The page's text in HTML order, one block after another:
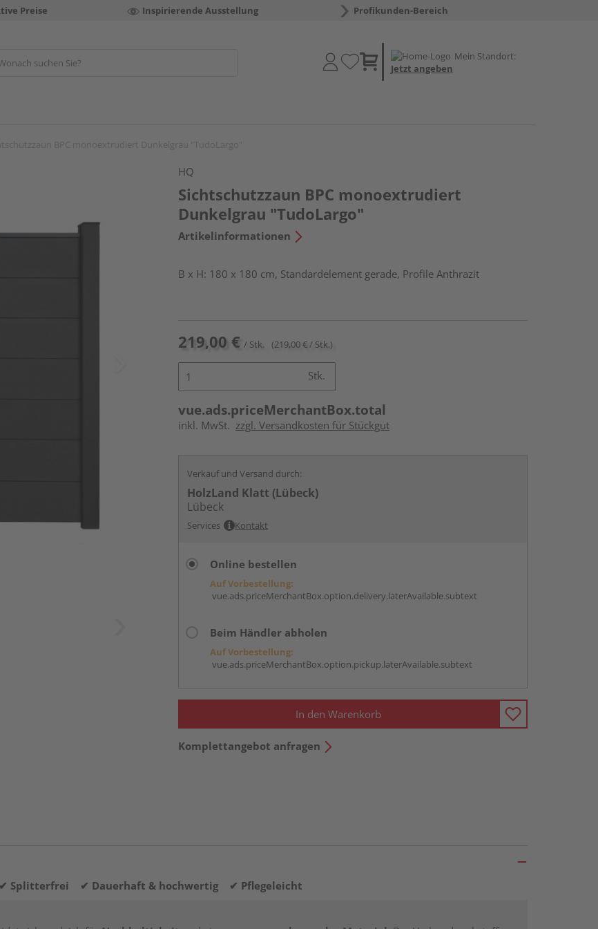
Preise Inspirierende Ausstellung Profikunden-Bereich
Mein Standort:
Jetzt angeben
HQ
Sichtschutzzaun BPC monoextrudiert
Dunkelgrau "TudoLargo"
Artikelinformationen
B x H: 180 x 180 cm, Standardelement gerade, Profile Anthrazit
219,00 € / Stk. (219,00 € / Stk.)
Stk.
vue.ads.priceMerchantBox.total
inkl. MwSt. zzgl. Versandkosten für Stückgut
Verkauf und Versand durch:
HolzLand Klatt (Lübeck)
Lübeck
Services Kontakt
Online bestellen
Auf Vorbestellung:
vue.ads.priceMerchantBox.option.delivery.laterAvailable.subtext
Beim Händler abholen
Auf Vorbestellung:
vue.ads.priceMerchantBox.option.pickup.laterAvailable.subtext
In den Warenkorb
Komplettangebot anfragen
✔ Splitterfrei ✔ Dauerhaft & hochwertig ✔ Pflegeleicht